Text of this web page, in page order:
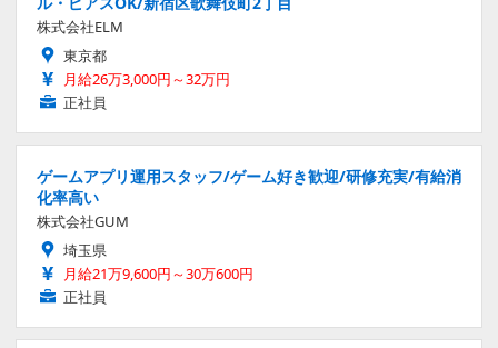
株式会社ELM
東京都
月給26万3,000円～32万円
正社員
ゲームアプリ運用スタッフ/ゲーム好き歓迎/研修充実/有給消
化率高い
株式会社GUM
埼玉県
月給21万9,600円～30万600円
正社員